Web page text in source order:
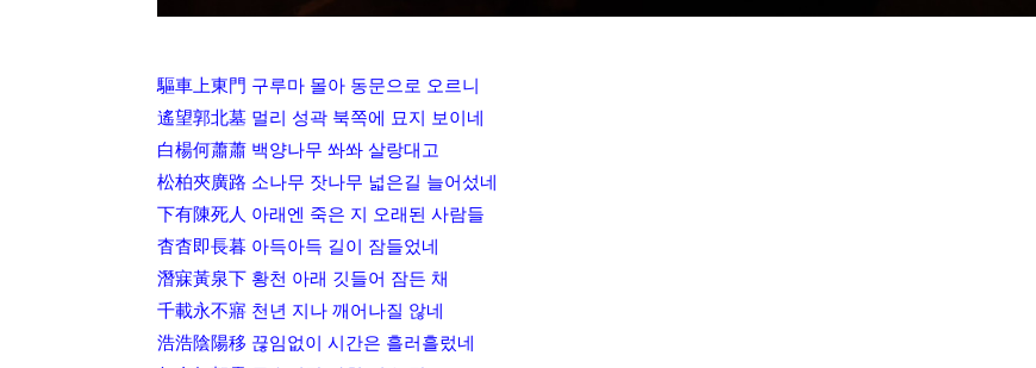
驅車上東門 구루마 몰아 동문으로 오르니
遙望郭北墓 멀리 성곽 북쪽에 묘지 보이네
白楊何蕭蕭 백양나무 쏴쏴 살랑대고
松柏夾廣路 소나무 잣나무 넓은길 늘어섰네
下有陳死人 아래엔 죽은 지 오래된 사람들
杳杳即長暮 아득아득 길이 잠들었네
潛寐黃泉下 황천 아래 깃들어 잠든 채
千載永不寤 천년 지나 깨어나질 않네
浩浩陰陽移 끊임없이 시간은 흘러흘렀네